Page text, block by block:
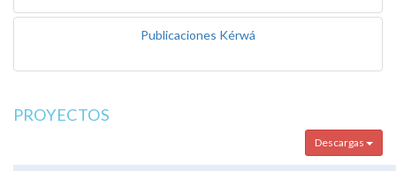
Publicaciones Kérwá
PROYECTOS
Descargas